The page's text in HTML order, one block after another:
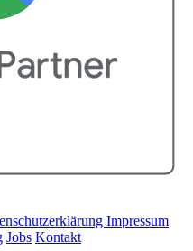
Impressum
Jobs Kontakt